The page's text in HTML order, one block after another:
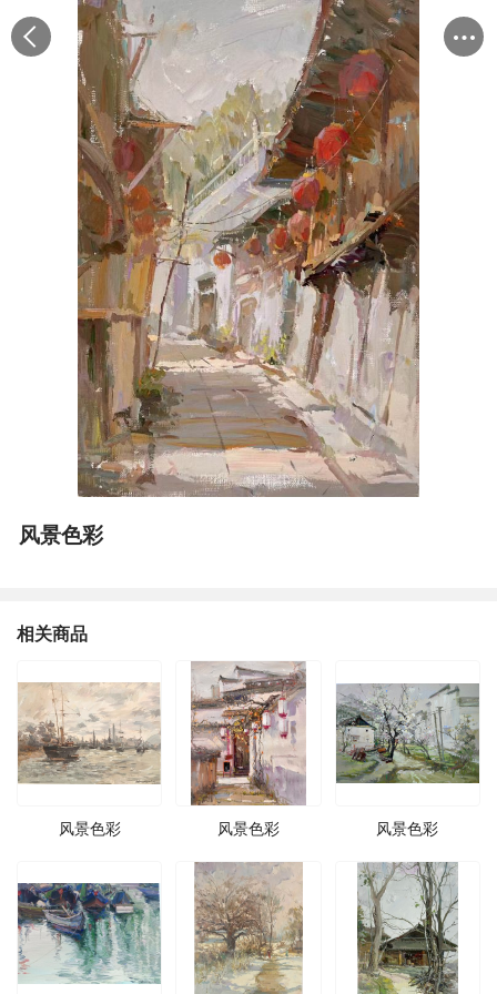
风景色彩
相关商品
风景色彩 风景色彩 风景色彩